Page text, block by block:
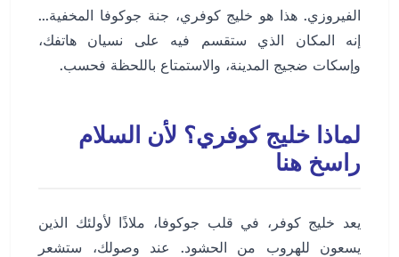
الفيروزي. هذا هو خليج كوفري، جنة جوكوفا المخفية...
إنه المكان الذي ستقسم فيه على نسيان هاتفك،
وإسكات ضجيج المدينة، والاستمتاع باللحظة فحسب.
لماذا خليج كوفري؟ لأن السلام
راسخ هنا
يعد خليج كوفر، في قلب جوكوفا، ملاذًا لأولئك الذين
يسعون للهروب من الحشود. عند وصولك، ستشعر